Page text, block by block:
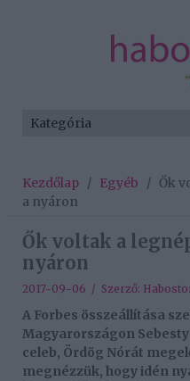
Kezdőlap / Egyéb / Ők
a nyáron
Ők voltak a
nyáron
2017-09-06 / Szerző:
A Forbes összeállítása
Magyarországon
celeb, Ördög Nórát
megnézzük, hogy idén